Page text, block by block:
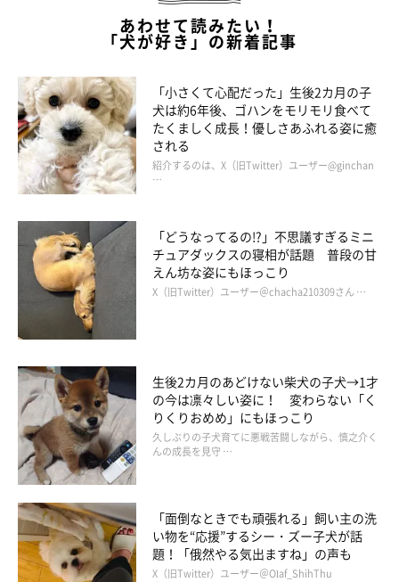
うに🐶UNI(@shiba_uni_20190107)がシェアした投稿
子犬時代のうにくんの愛らしい姿は、まだほかにも！
イムに、うにくんは思わぬ行動を見せたんです。
あわせて読みたい！
「犬が好き」の新着記事
「小さくて心配だった」生後2カ月の子
犬は約6年後、ゴハンをモリモリ食べて
たくましく成長！優しさあふれる姿に癒
される
紹介するのは、X（旧Twitter）ユーザー@ginchan
…
「どうなってるの!?」不思議すぎるミニ
チュアダックスの寝相が話題 普段の甘
えん坊な姿にもほっこり
X（旧Twitter）ユーザー＠chacha210309さん …
生後2カ月のあどけない柴犬の子犬→1才
の今は凛々しい姿に！ 変わらない「く
りくりおめめ」にもほっこり
久しぶりの子犬育てに悪戦苦闘しながら、慎之介く
んの成長を見守 …
「面倒なときでも頑張れる」飼い主の洗
い物を“応援”するシー・ズー子犬が話
題！「俄然やる気出ますね」の声も
X（旧Twitter）ユーザー＠Olaf_ShihThu